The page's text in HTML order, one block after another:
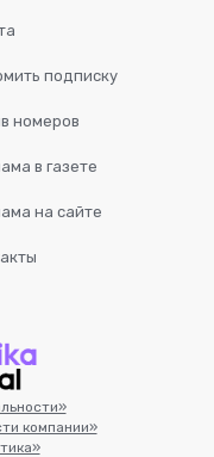
компании»
подписку
номеров
в газете
на сайте